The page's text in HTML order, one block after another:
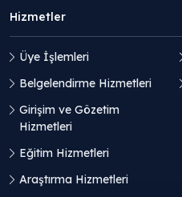
Hizmetler
Üye İşlemleri
Belgelendirme Hizmetleri
Girişim ve Gözetim
Hizmetleri
Eğitim Hizmetleri
Araştırma Hizmetleri